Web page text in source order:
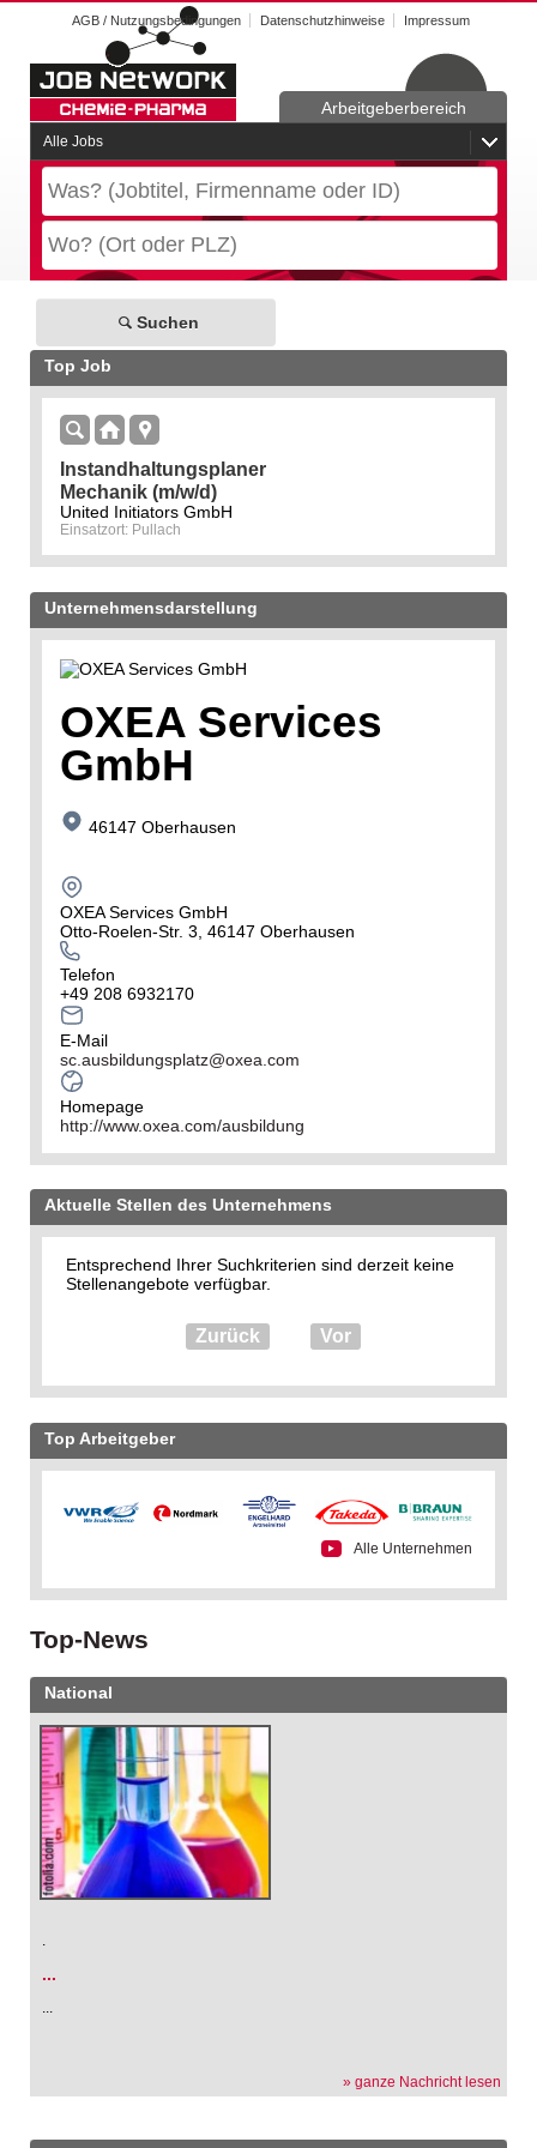
AGB / Nutzungsbedingungen Datenschutzhinweise Impressum
Alle Jobs
Arbeitgeberbereich
Suchen
Top Job
Instandhaltungsplaner
Mechanik (m/w/d)
United Initiators GmbH
Einsatzort: Pullach
Unternehmensdarstellung
OXEA Services
GmbH
46147 Oberhausen
OXEA Services GmbH
Otto-Roelen-Str. 3, 46147 Oberhausen
Telefon
+49 208 6932170
E-Mail
sc.ausbildungsplatz@oxea.com
Homepage
http://www.oxea.com/ausbildung
Aktuelle Stellen des Unternehmens
Entsprechend Ihrer Suchkriterien sind derzeit keine
Stellenangebote verfügbar.
Zurück Vor
Top Arbeitgeber
Alle Unternehmen
Top-News
National
.
...
...
» ganze Nachricht lesen